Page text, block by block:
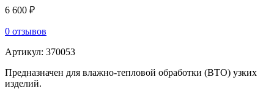
6 600 ₽
0 отзывов
Артикул: 370053
Предназначен для влажно-тепловой обработки (ВТО) узких
изделий.